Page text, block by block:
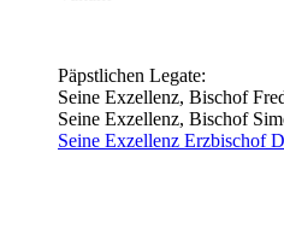
Päpstlichen Legate:
Seine Exzellenz, Bischof
Seine Exzellenz, Bischof
Seine Exzellenz Erzbischof